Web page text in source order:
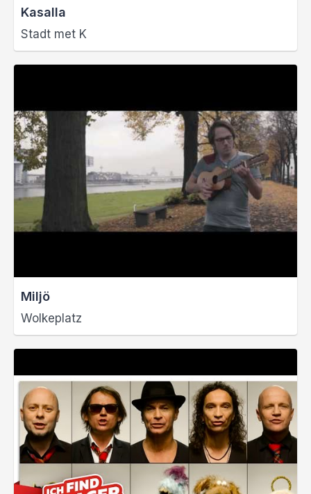
Kasalla
Stadt met K
Miljö
Wolkeplatz